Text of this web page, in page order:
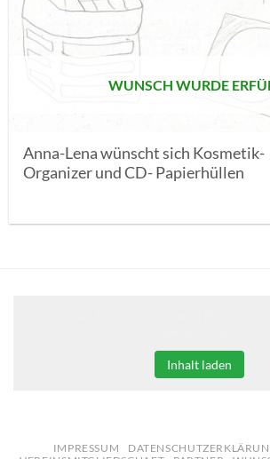
WUNSCH WURDE
Anna-Lena wünscht sich Kosmetik-
Organizer und CD- Papierhüllen
Inhalt laden
IMPRESSUM